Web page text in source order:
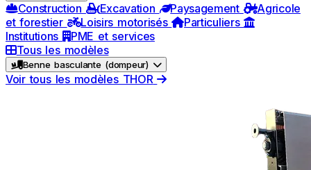
Construction Excavation Paysagement
Agricole
et forestier
Loisirs motorisés
Particuliers
Institutions PME et services
Tous les modèles
Benne basculante (dompeur)
Voir tous les modèles THOR